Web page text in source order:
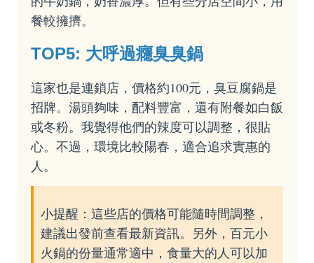
餐較擁擠。
TOP5: 大呼過癮臭臭鍋
這家也是連鎖店，價格約100元，臭豆腐鍋是
招牌。湯頭夠味，配料豐富，還有附餐如白飯
或冬粉。我覺得他們的辣度可以調整，很貼
心。不過，環境比較陽春，適合追求實惠的
人。
小提醒：這些店的價格可能隨時間調整，
建議出發前查看最新資訊。另外，百元小
火鍋的份量通常適中，食量大的人可以加